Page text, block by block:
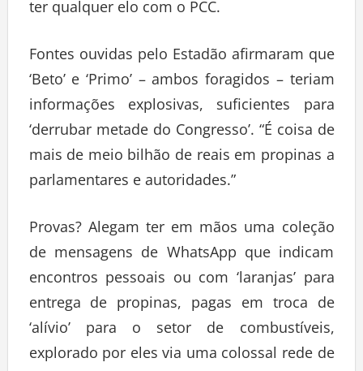
ter qualquer elo com o PCC.
Fontes ouvidas pelo Estadão afirmaram que
‘Beto’ e ‘Primo’ – ambos foragidos – teriam
informações explosivas, suficientes para
‘derrubar metade do Congresso’. “É coisa de
mais de meio bilhão de reais em propinas a
parlamentares e autoridades.”
Provas? Alegam ter em mãos uma coleção
de mensagens de WhatsApp que indicam
encontros pessoais ou com ‘laranjas’ para
entrega de propinas, pagas em troca de
‘alívio’ para o setor de combustíveis,
explorado por eles via uma colossal rede de